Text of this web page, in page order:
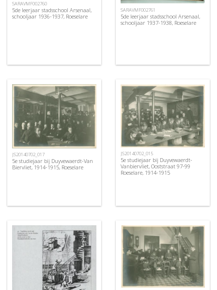
SARAVMF002760
5de leerjaar stadsschool Arsenaal,
schooljaar 1936-1937, Roeselare
SARAVMF002761
5de leerjaar stadsschool Arsenaal,
schooljaar 1937-1938, Roeselare
JS20140702_017
5e studiejaar bij Duyvewaerdt-Van
Biervliet, 1914-1915, Roeselare
JS20140702_015
5e studiejaar bij Duyvewaerdt-
Vanbiervliet, Ooststraat 97-99
Roeselare, 1914-1915